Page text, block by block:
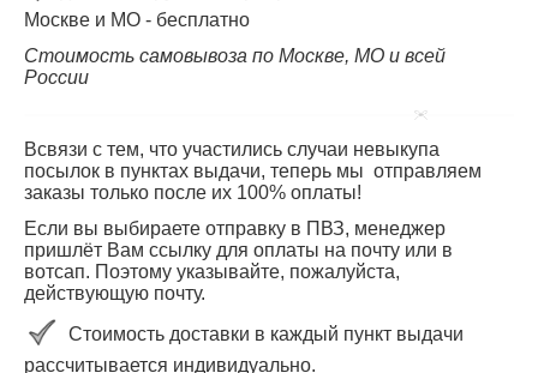
Москве и МО - бесплатно
Стоимость самовывоза по Москве, МО и всей
России
Всвязи с тем, что участились случаи невыкупа
посылок в пунктах выдачи, теперь мы отправляем
заказы только после их 100% оплаты!
Если вы выбираете отправку в ПВЗ, менеджер
пришлёт Вам ссылку для оплаты на почту или в
вотсап. Поэтому указывайте, пожалуйста,
действующую почту.
Стоимость доставки в каждый пункт выдачи
рассчитывается индивидуально.